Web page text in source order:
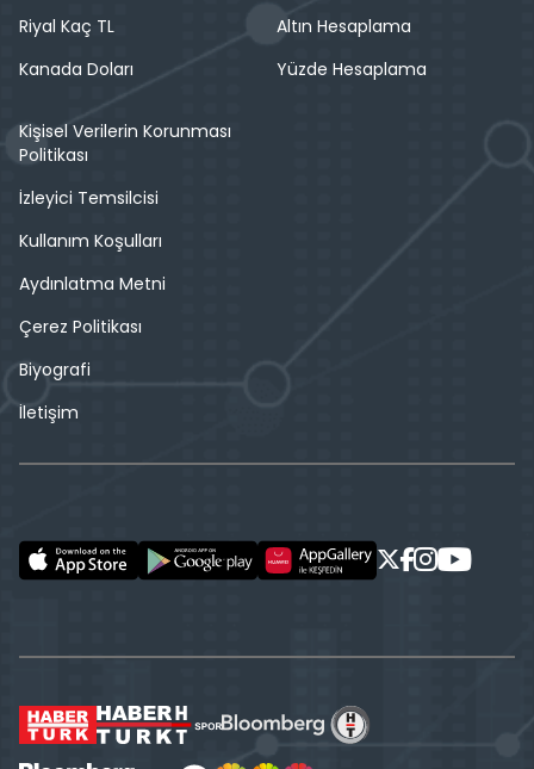
Riyal Kaç TL
Kanada Doları
Altın Hesaplama
Yüzde Hesaplama
Kişisel Verilerin Korunması
Politikası
İzleyici Temsilcisi
Kullanım Koşulları
Aydınlatma Metni
Çerez Politikası
Biyografi
İletişim